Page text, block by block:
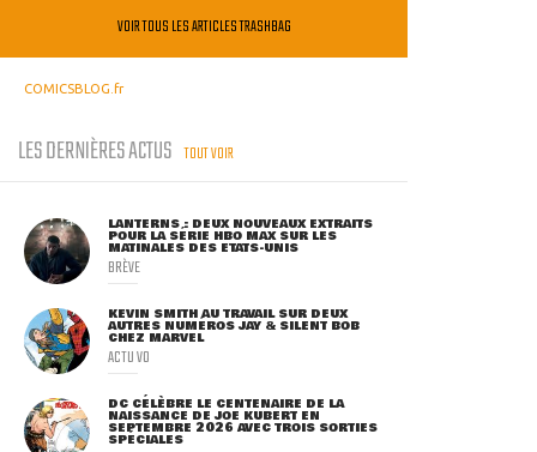
VOIR TOUS LES ARTICLES TRASHBAG
COMICSBLOG.fr
LES DERNIÈRES ACTUS TOUT VOIR
LANTERNS : DEUX NOUVEAUX EXTRAITS
POUR LA SÉRIE HBO MAX SUR LES
MATINALES DES ETATS-UNIS
BRÈVE
KEVIN SMITH AU TRAVAIL SUR DEUX
AUTRES NUMÉROS JAY & SILENT BOB
CHEZ MARVEL
ACTU VO
DC CÉLÈBRE LE CENTENAIRE DE LA
NAISSANCE DE JOE KUBERT EN
SEPTEMBRE 2026 AVEC TROIS SORTIES
SPÉCIALES